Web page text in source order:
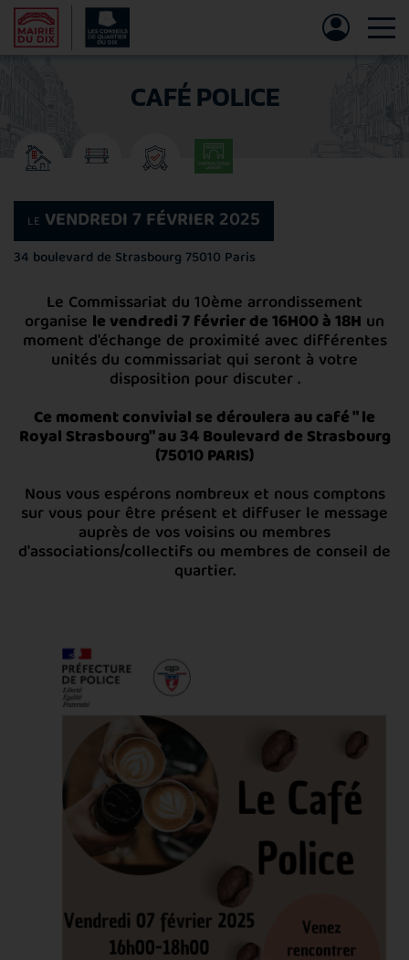
CAFÉ POLICE
LE VENDREDI 7 FÉVRIER 2025
34 boulevard de Strasbourg75010 Paris
Le Commissariat du 10ème arrondissement
organise le vendredi 7 février de 16H00 à 18H un
moment d'échange de proximité avec différentes
unités du commissariat qui seront à votre
disposition pour discuter .
Ce moment convivial se déroulera au café " le
Royal Strasbourg" au 34 Boulevard de Strasbourg
(75010 PARIS)
Nous vous espérons nombreux et nous comptons
sur vous pour être présent et diffuser le message
auprès de vos voisins ou membres
d'associations/collectifs ou membres de conseil de
quartier.